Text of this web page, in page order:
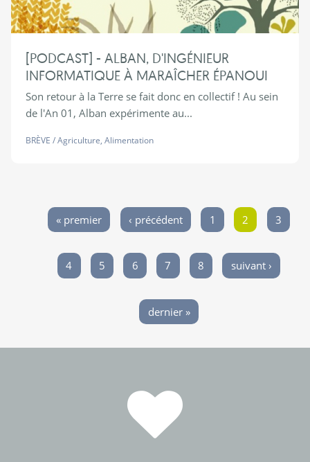
[PODCAST] - ALBAN, D'INGÉNIEUR
INFORMATIQUE À MARAÎCHER ÉPANOUI
Son retour à la Terre se fait donc en collectif ! Au sein
de l'An 01, Alban expérimente au...
BRÈVE /Agriculture, Alimentation
Pages« premier ‹ précédent 1 2 3
4 5 6 7 8 suivant ›
dernier »